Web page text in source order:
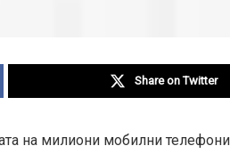
Share on Twitter
на милиони мобилни